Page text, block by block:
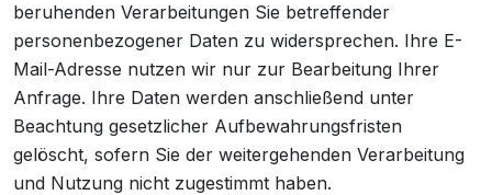
beruhenden Verarbeitungen Sie betreffender
personenbezogener Daten zu widersprechen. Ihre E-
Mail-Adresse nutzen wir nur zur Bearbeitung Ihrer
Anfrage. Ihre Daten werden anschließend unter
Beachtung gesetzlicher Aufbewahrungsfristen
gelöscht, sofern Sie der weitergehenden Verarbeitung
und Nutzung nicht zugestimmt haben.